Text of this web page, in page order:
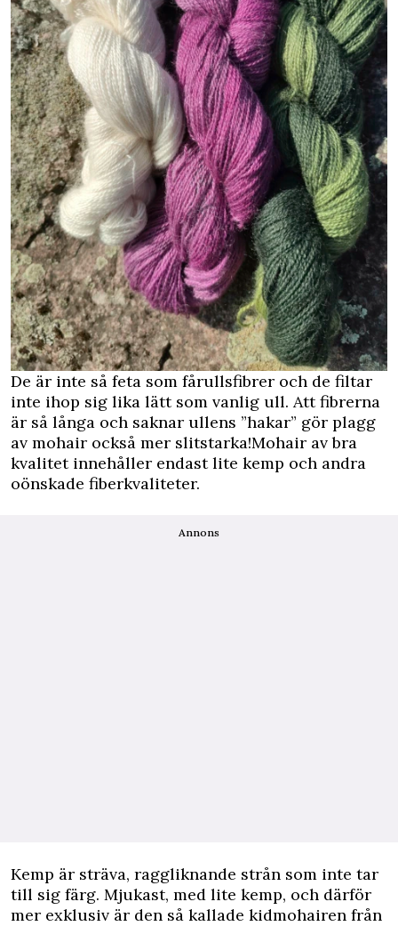
De är inte så feta som fårullsfibrer och de filtar
inte ihop sig lika lätt som vanlig ull. Att fibrerna
är så långa och saknar ullens ”hakar” gör plagg
av mohair också mer slitstarka!Mohair av bra
kvalitet innehåller endast lite kemp och andra
oönskade fiberkvaliteter.
Annons
Kemp är sträva, raggliknande strån som inte tar
till sig färg. Mjukast, med lite kemp, och därför
mer exklusiv är den så kallade kidmohairen från